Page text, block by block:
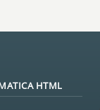
HTML